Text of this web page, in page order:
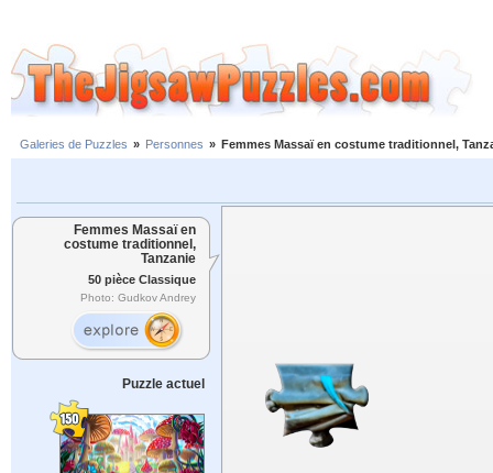
Galeries de Puzzles » Personnes » Femmes Massaï en costume traditionnel,
Femmes Massaï en
costume traditionnel,
Tanzanie
50 pièce Classique
Photo: Gudkov Andrey
Puzzle actuel